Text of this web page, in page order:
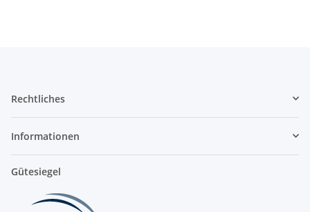
Rechtliches
Informationen
Gütesiegel